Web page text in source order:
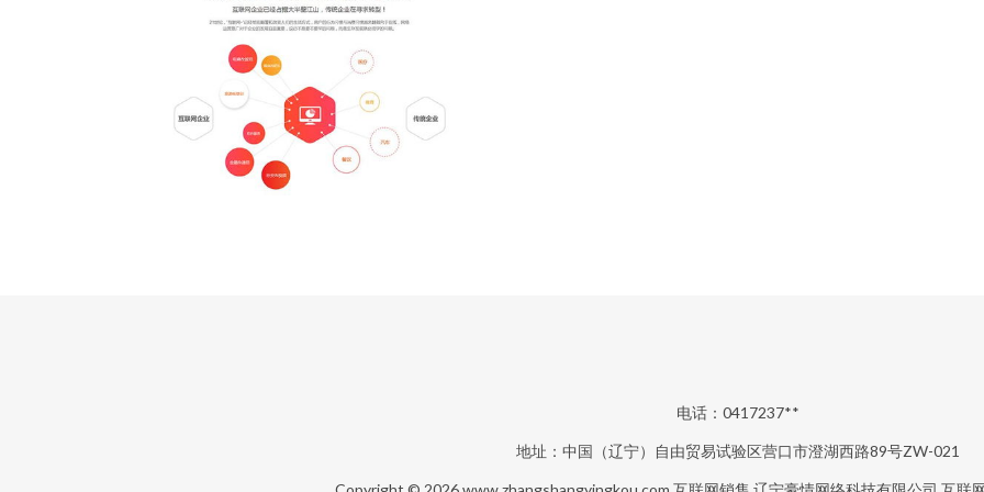
电话：0417237**
地址：中国（辽宁）自由贸易试验区营口市澄湖西路89号ZW-021